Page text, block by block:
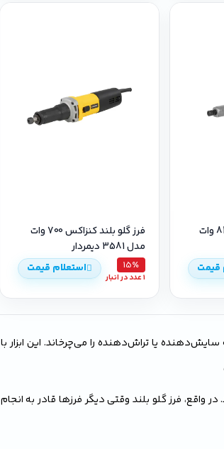
فرز گلو بلند کنزاکس 840 وات
قیمت
فرز گلو بلند کنزاکس 700 وات
مدل 3581 دیمردار
15٪
1 عدد در انبار
استعلام قیمت
یا تراش‌دهنده را می‌چرخاند. این ابزار با
فرز گلو بلند وقتی دیگر فرزها قادر به انجام